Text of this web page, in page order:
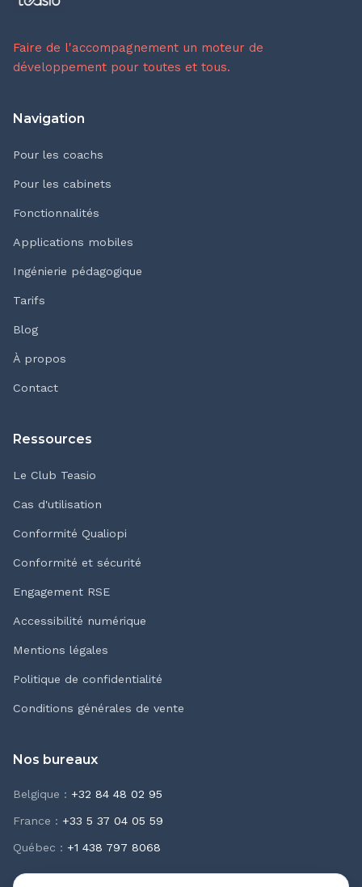
Faire de l'accompagnement un moteur de
développement pour toutes et tous.
Navigation
Pour les coachs
Pour les cabinets
Fonctionnalités
Applications mobiles
Ingénierie pédagogique
Tarifs
Blog
À propos
Contact
Ressources
Le Club Teasio
Cas d'utilisation
Conformité Qualiopi
Conformité et sécurité
Engagement RSE
Accessibilité numérique
Mentions légales
Politique de confidentialité
Conditions générales de vente
Nos bureaux
Belgique : +32 84 48 02 95
France : +33 5 37 04 05 59
Québec : +1 438 797 8068